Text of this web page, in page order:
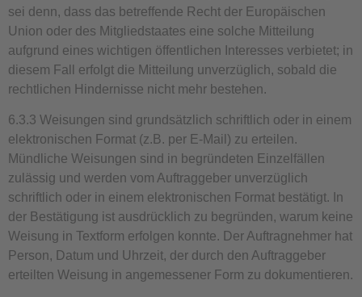
sei denn, dass das betreffende Recht der Europäischen
Union oder des Mitgliedstaates eine solche Mitteilung
aufgrund eines wichtigen öffentlichen Interesses verbietet; in
diesem Fall erfolgt die Mitteilung unverzüglich, sobald die
rechtlichen Hindernisse nicht mehr bestehen.
6.3.3 Weisungen sind grundsätzlich schriftlich oder in einem
elektronischen Format (z.B. per E-Mail) zu erteilen.
Mündliche Weisungen sind in begründeten Einzelfällen
zulässig und werden vom Auftraggeber unverzüglich
schriftlich oder in einem elektronischen Format bestätigt. In
der Bestätigung ist ausdrücklich zu begründen, warum keine
Weisung in Textform erfolgen konnte. Der Auftragnehmer hat
Person, Datum und Uhrzeit, der durch den Auftraggeber
erteilten Weisung in angemessener Form zu dokumentieren.